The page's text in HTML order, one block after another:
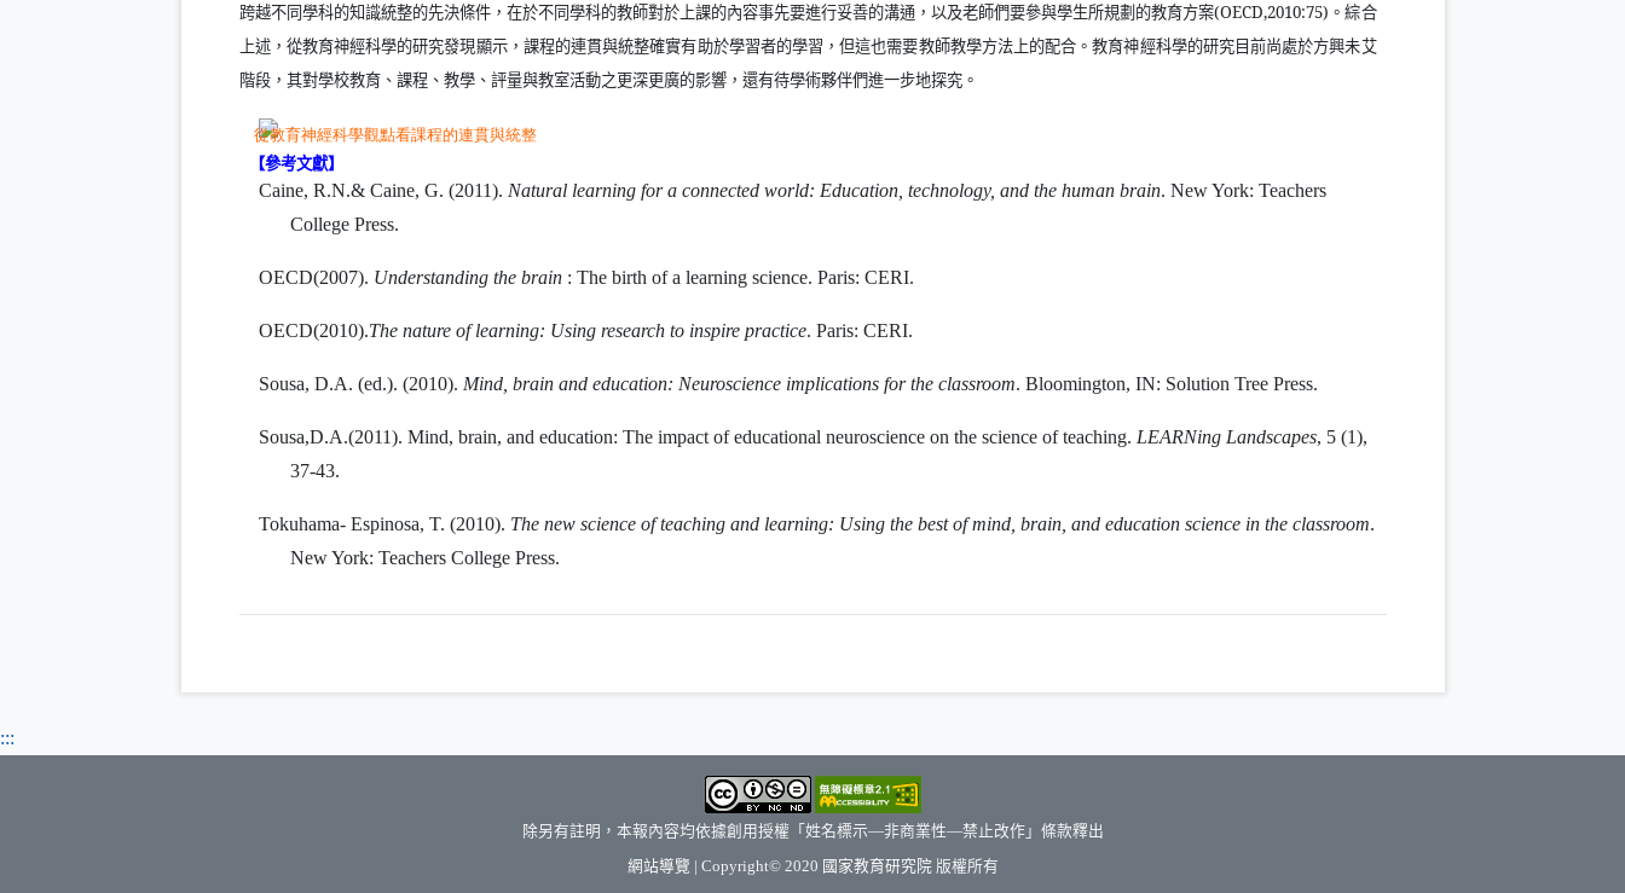
跨越不同學科的知識統整的先決條件，在於不同學科的教師對於上課的內容事先要進行妥善的溝通，以及老師們要參與學生所規劃的教育方案(OECD,2010:75) 。綜合
上述，從教育神經科學的研究發現顯示，課程的連貫與統整確實有助於學習者的學習，但這也需要教師教學方法上的配合。教育神經科學的研究目前尚處於方興未艾
階段，其對學校教育、課程、教學、評量與教室活動之更深更廣的影響，還有待學術夥伴們進一步地探究。
【參考文獻】
Caine, R.N.& Caine, G. (2011). Natural learning for a connected world: Education, technology, and the human brain. New York: Teachers
College Press.
OECD(2007). Understanding the brain: The birth of a learning science. Paris: CERI.
OECD(2010).The nature of learning: Using research to inspire practice. Paris: CERI.
Sousa, D.A. (ed.). (2010). Mind, brain and education: Neuroscience implications for the classroom. Bloomington, IN: Solution Tree Press.
Sousa,D.A.(2011). Mind, brain, and education: The impact of educational neuroscience on the science of teaching. LEARNing Landscapes, 5 (1),
37-43.
Tokuhama- Espinosa, T. (2010). The new science of teaching and learning: Using the best of mind, brain, and education science in the classroom.
New York: Teachers College Press.
:::
除另有註明，本報內容均依據創用授權「姓名標示—非商業性—禁止改作」條款釋出
網站導覽 | Copyright© 2020 國家教育研究院（另開新視窗）
版權所有